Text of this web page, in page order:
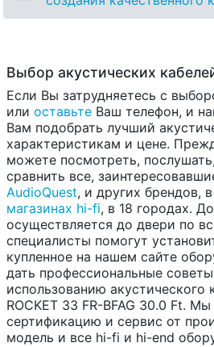
Выбор акустических
Если Вы затрудняетесь с
или оставьте Ваш телефон, и
Вам подобрать лучший
характеристикам и цене.
можете посмотреть,
сравнить все,
AudioQuest, и других брендов,
магазинах hi-fi, в 18 городах.
осуществляется до двери по
специалисты помогут
купленное на нашем сайте
дать профессиональные
использованию акустического
ROCKET 33 FR-BFAG 30.0 Ft.
сертификацию и сервис от
модель и все hi-fi и hi-end